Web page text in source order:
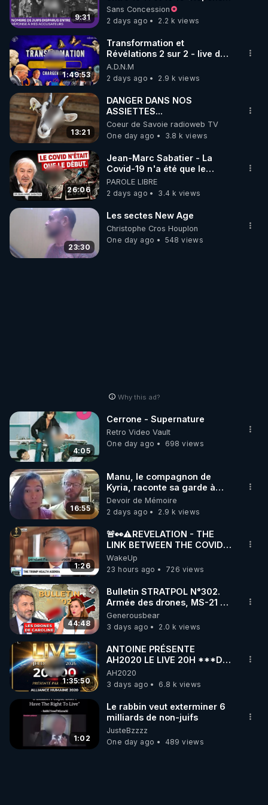
9:31
à mes accusateurs)
Sans Concession
2 days ago
2.2 k views
1:49:53
Transformation et
Révélations 2 sur 2 - live du
07/08/26
A.D.N.M
2 days ago
2.9 k views
13:21
DANGER DANS NOS
ASSIETTES...
Coeur de Savoie radioweb TV
One day ago
3.8 k views
26:06
Jean-Marc Sabatier - La
Covid-19 n'a été que le
début - L'ARNm & l'ARNm-aa
jusqu où auront-t-il ?
PAROLE LIBRE
2 days ago
3.4 k views
23:30
Les sectes New Age
Christophe Cros Houplon
One day ago
548 views
Why this ad?
4:05
Cerrone - Supernature
Retro Video Vault
One day ago
698 views
16:55
Manu, le compagnon de
Kyria, raconte sa garde à
vue musclée. PARTAGEZ!
Devoir de Mémoire
2 days ago
2.9 k views
1:26
🚨👀⚠️REVELATION - THE
LINK BETWEEN THE COVID
VACCINE AND CANCER -LIEN
VACCIN COVID ET CANCER
WakeUp
23 hours ago
726 views
44:48
Bulletin STRATPOL N°302.
Armée des drones, MS-21 en
série, missiles coréens.
07.08.2026.
Generousbear
3 days ago
2.0 k views
1:35:50
ANTOINE PRÉSENTE
AH2020 LE LIVE 20H ***DU
06/08/2026***
AH2020
3 days ago
6.8 k views
1:02
Le rabbin veut exterminer 6
milliards de non-juifs
JusteBzzzz
One day ago
489 views